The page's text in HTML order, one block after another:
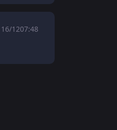
16/1207:48